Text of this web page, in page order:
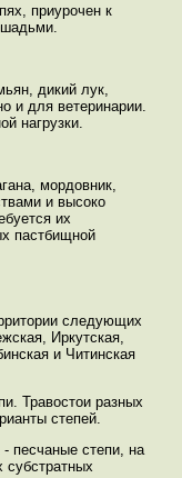
приурочен к
дикий лук,
и для ветеринарии.
нагрузки.
мордовник,
и высоко
их
пастбищной
следующих
Иркутская,
и Читинская
Травостои разных
степей.
песчаные степи, на